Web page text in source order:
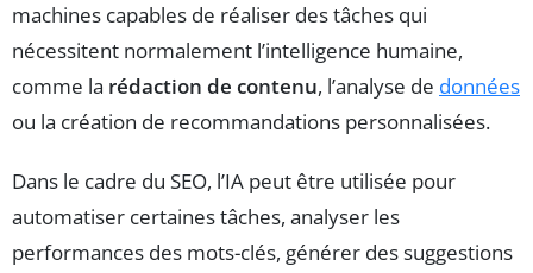
machines capables de réaliser des tâches qui
nécessitent normalement l’intelligence humaine,
comme la rédaction de contenu, l’analyse de données
ou la création de recommandations personnalisées.
Dans le cadre du SEO, l’IA peut être utilisée pour
automatiser certaines tâches, analyser les
performances des mots-clés, générer des suggestions